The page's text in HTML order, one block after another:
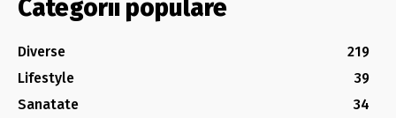
Categorii populare
Diverse
219
Lifestyle
39
Sanatate
34